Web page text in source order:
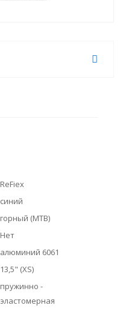
ReFiex
синий
горный (MTB)
Нет
алюминий 6061
13,5" (XS)
пружинно -
эластомерная